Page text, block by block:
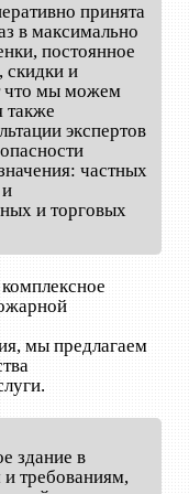
принята
в максимально
постоянное
скидки и
что мы можем
также
экспертов
частных
и торговых
мы предлагаем
здание в
требованиям,